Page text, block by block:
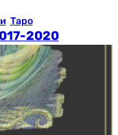
Таро
2020